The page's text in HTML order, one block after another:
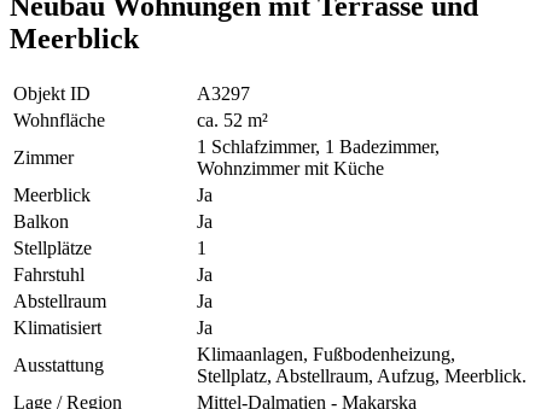
Meerblick
Objekt ID
A3297
Wohnfläche
ca. 52 m²
Zimmer
1 Schlafzimmer, 1 Badezimmer,
Wohnzimmer mit Küche
Meerblick
Ja
Balkon
Ja
Stellplätze
1
Fahrstuhl
Ja
Abstellraum
Ja
Klimatisiert
Ja
Ausstattung
Klimaanlagen, Fußbodenheizung,
Stellplatz, Abstellraum, Aufzug, Meerblick.
Lage / Region
Mittel-Dalmatien - Makarska